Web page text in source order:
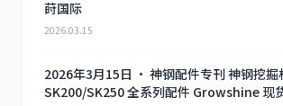
莳国际
2026.03.15
2026年3月15日 · 神钢配件专刊 神钢挖掘
SK200/SK250 全系列配件 Growshine 现